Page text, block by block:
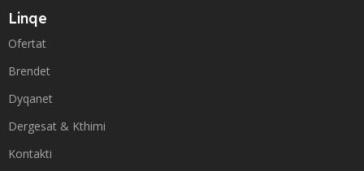
Linqe
Ofertat
Brendet
Dyqanet
Dergesat & Kthimi
Kontakti